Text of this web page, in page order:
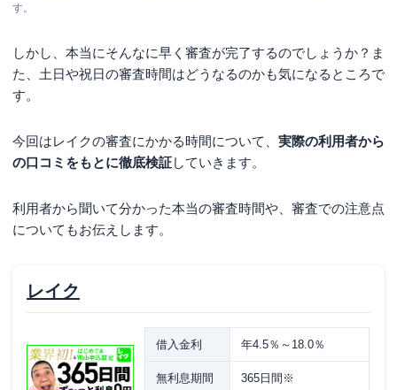
す。
しかし、本当にそんなに早く審査が完了するのでしょうか？ま
た、土日や祝日の審査時間はどうなるのかも気になるところで
す。
今回はレイクの審査にかかる時間について、 実際の利用者から
の口コミをもとに徹底検証していきます。
利用者から聞いて分かった本当の審査時間や、審査での注意点
についてもお伝えします。
レイク
借入金利 年4.5％～18.0％
無利息期間 365日間※